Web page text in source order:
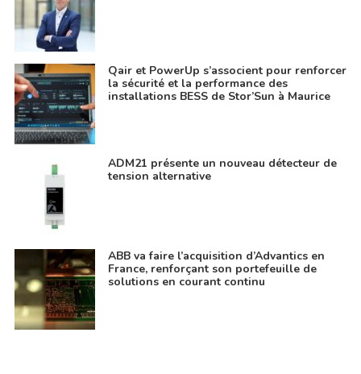
Qair et PowerUp s’associent pour renforcer
la sécurité et la performance des
installations BESS de Stor’Sun à Maurice
ADM21 présente un nouveau détecteur de
tension alternative
ABB va faire l’acquisition d’Advantics en
France, renforçant son portefeuille de
solutions en courant continu